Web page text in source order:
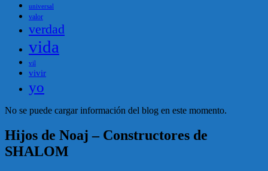
universal
valor
verdad
vida
vil
vivir
yo
No se puede cargar información del blog en este momento.
Hijos de Noaj – Constructores de
SHALOM